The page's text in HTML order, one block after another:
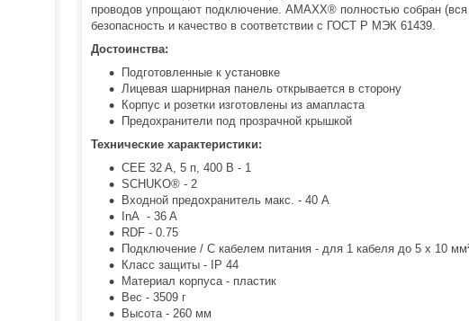
проводов упрощают подключение. AMAXX® полностью собран
безопасность и качество в соответствии с ГОСТ Р МЭК 61439.
Достоинства:
Подготовленные к устaновке
Лицевая шaрнирная пaнель открывается в сторону
Корпус и розетки изготовлены из амапласта
Предохранители под прозрачной крышкой
Технические характеристики:
CEE 32 A, 5 п, 400 В - 1
SCHUKO® - 2
Входной предохранитель макс. - 40 A
InA - 36 A
RDF - 0.75
Подключение / С кабелем питания - для 1 кабеля до 5 x 10
Класс защиты - IP 44
Материал корпуса - пластик
Вес - 3509 г
Высота - 260 мм